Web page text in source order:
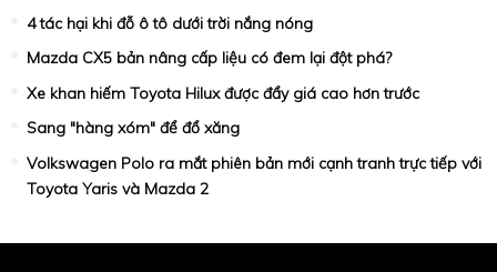
4 tác hại khi đỗ ô tô dưới trời nắng nóng
Mazda CX5 bản nâng cấp liệu có đem lại đột phá?
Xe khan hiếm Toyota Hilux được đẩy giá cao hơn trước
Sang "hàng xóm" để đổ xăng
Volkswagen Polo ra mắt phiên bản mới cạnh tranh trực tiếp với
Toyota Yaris và Mazda 2